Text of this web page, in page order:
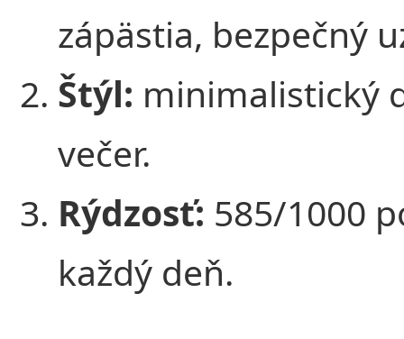
zápästia, bezpečný
Štýl: minimalistický
večer.
Rýdzosť: 585/1000
každý deň.